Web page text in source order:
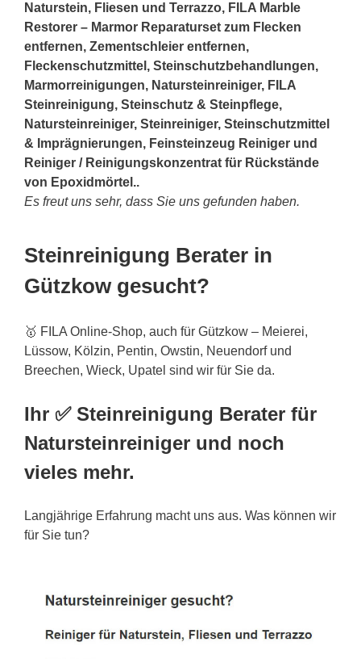
Naturstein, Fliesen und Terrazzo, FILA Marble
Restorer – Marmor Reparaturset zum Flecken
entfernen, Zementschleier entfernen,
Fleckenschutzmittel, Steinschutzbehandlungen,
Marmorreinigungen, Natursteinreiniger, FILA
Steinreinigung, Steinschutz & Steinpflege,
Natursteinreiniger, Steinreiniger, Steinschutzmittel
& Imprägnierungen, Feinsteinzeug Reiniger und
Reiniger / Reinigungskonzentrat für Rückstände
von Epoxidmörtel..
Es freut uns sehr, dass Sie uns gefunden haben.
Steinreinigung Berater in
Gützkow gesucht?
🥇 FILA Online-Shop, auch für Gützkow – Meierei,
Lüssow, Kölzin, Pentin, Owstin, Neuendorf und
Breechen, Wieck, Upatel sind wir für Sie da.
Ihr ✅ Steinreinigung Berater für
Natursteinreiniger und noch
vieles mehr.
Langjährige Erfahrung macht uns aus. Was können wir
für Sie tun?